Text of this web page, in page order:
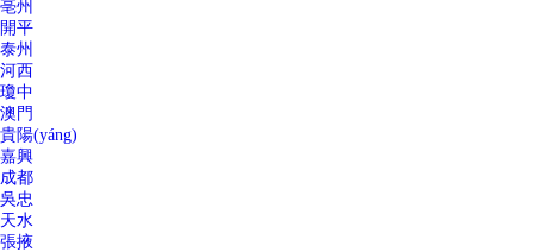
亳州
開平
泰州
河西
瓊中
澳門
貴陽(yáng)
嘉興
成都
吳忠
天水
張掖